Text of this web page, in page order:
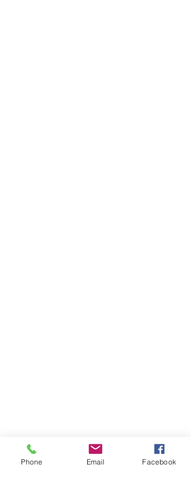
Phone Email Facebook